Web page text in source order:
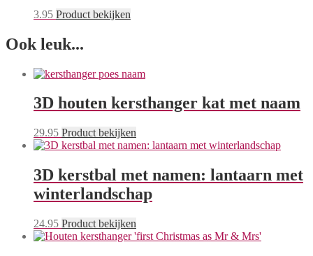
3.95 Product bekijken
Ook leuk...
3D houten kersthanger kat met naam
29.95 Product bekijken
3D kerstbal met namen: lantaarn met
winterlandschap
24.95 Product bekijken